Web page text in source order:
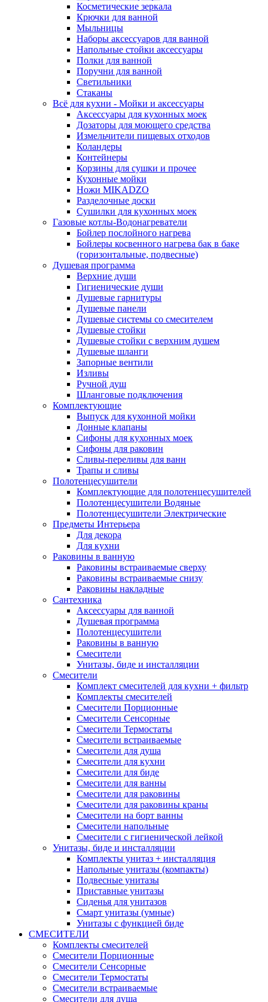
Косметические зеркала
Крючки для ванной
Мыльницы
Наборы аксессуаров для ванной
Напольные стойки аксессуары
Полки для ванной
Поручни для ванной
Светильники
Стаканы
Всё для кухни - Мойки и аксессуары
Аксессуары для кухонных моек
Дозаторы для моющего средства
Измельчители пищевых отходов
Коландеры
Контейнеры
Корзины для сушки и прочее
Кухонные мойки
Ножи MIKADZO
Разделочные доски
Сушилки для кухонных моек
Газовые котлы-Водонагреватели
Бойлер послойного нагрева
Бойлеры косвенного нагрева бак в баке
(горизонтальные, подвесные)
Душевая программа
Верхние души
Гигиенические души
Душевые гарнитуры
Душевые панели
Душевые системы со смесителем
Душевые стойки
Душевые стойки с верхним душем
Душевые шланги
Запорные вентили
Изливы
Ручной душ
Шланговые подключения
Комплектующие
Выпуск для кухонной мойки
Донные клапаны
Сифоны для кухонных моек
Сифоны для раковин
Сливы-переливы для ванн
Трапы и сливы
Полотенцесушители
Комплектующие для полотенцесушителей
Полотенцесушители Водяные
Полотенцесушители Электрические
Предметы Интерьера
Для декора
Для кухни
Раковины в ванную
Раковины встраиваемые сверху
Раковины встраиваемые снизу
Раковины накладные
Сантехника
Аксессуары для ванной
Душевая программа
Полотенцесушители
Раковины в ванную
Смесители
Унитазы, биде и инсталляции
Смесители
Комплект смесителей для кухни + фильтр
Комплекты смесителей
Смесители Порционные
Смесители Сенсорные
Смесители Термостаты
Смесители встраиваемые
Смесители для душа
Смесители для кухни
Смесители для биде
Смесители для ванны
Смесители для раковины
Смесители для раковины краны
Смесители на борт ванны
Смесители напольные
Смесители с гигиенической лейкой
Унитазы, биде и инсталляции
Комплекты унитаз + инсталляция
Напольные унитазы (компакты)
Подвесные унитазы
Приставные унитазы
Сиденья для унитазов
Смарт унитазы (умные)
Унитазы с функцией биде
СМЕСИТЕЛИ
Комплекты смесителей
Смесители Порционные
Смесители Сенсорные
Смесители Термостаты
Смесители встраиваемые
Смесители для душа